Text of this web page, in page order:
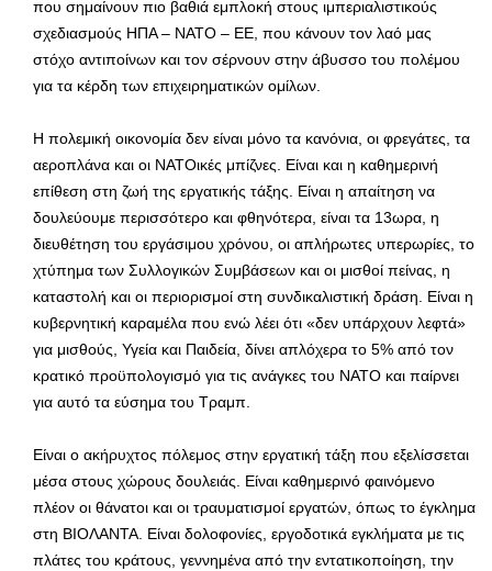
που σημαίνουν πιο βαθιά εμπλοκή στους ιμπεριαλιστικούς
σχεδιασμούς ΗΠΑ – ΝΑΤΟ – ΕΕ, που κάνουν τον λαό μας
στόχο αντιποίνων και τον σέρνουν στην άβυσσο του πολέμου
για τα κέρδη των επιχειρηματικών ομίλων.
Η πολεμική οικονομία δεν είναι μόνο τα κανόνια, οι φρεγάτες, τα
αεροπλάνα και οι ΝΑΤΟικές μπίζνες. Είναι και η καθημερινή
επίθεση στη ζωή της εργατικής τάξης. Είναι η απαίτηση να
δουλεύουμε περισσότερο και φθηνότερα, είναι τα 13ωρα, η
διευθέτηση του εργάσιμου χρόνου, οι απλήρωτες υπερωρίες, το
χτύπημα των Συλλογικών Συμβάσεων και οι μισθοί πείνας, η
καταστολή και οι περιορισμοί στη συνδικαλιστική δράση. Είναι η
κυβερνητική καραμέλα που ενώ λέει ότι «δεν υπάρχουν λεφτά»
για μισθούς, Υγεία και Παιδεία, δίνει απλόχερα το 5% από τον
κρατικό προϋπολογισμό για τις ανάγκες του ΝΑΤΟ και παίρνει
για αυτό τα εύσημα του Τραμπ.
Είναι ο ακήρυχτος πόλεμος στην εργατική τάξη που εξελίσσεται
μέσα στους χώρους δουλειάς. Είναι καθημερινό φαινόμενο
πλέον οι θάνατοι και οι τραυματισμοί εργατών, όπως το έγκλημα
στη ΒΙΟΛΑΝΤΑ. Είναι δολοφονίες, εργοδοτικά εγκλήματα με τις
πλάτες του κράτους, γεννημένα από την εντατικοποίηση, την